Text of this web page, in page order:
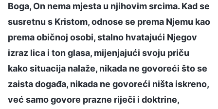
Boga, On nema mjesta u njihovim srcima. Kad se
susretnu s Kristom, odnose se prema Njemu kao
prema običnoj osobi, stalno hvatajući Njegov
izraz lica i ton glasa, mijenjajući svoju priču
kako situacija nalaže, nikada ne govoreći što se
zaista događa, nikada ne govoreći ništa iskreno,
već samo govore prazne riječi i doktrine,